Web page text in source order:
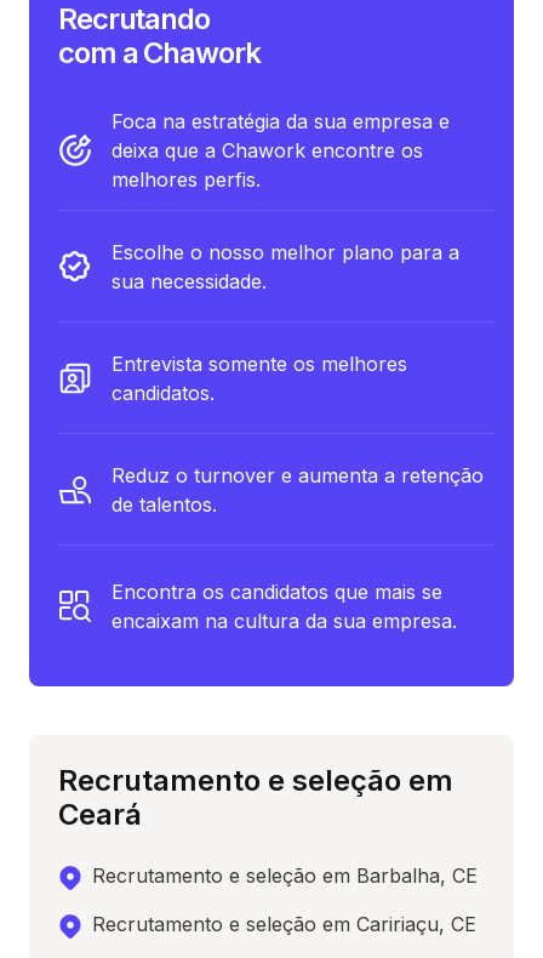
Recrutando
com a Chawork
Foca na estratégia da sua empresa e
deixa que a Chawork encontre os
melhores perfis.
Escolhe o nosso melhor plano para a
sua necessidade.
Entrevista somente os melhores
candidatos.
Reduz o turnover e aumenta a retenção
de talentos.
Encontra os candidatos que mais se
encaixam na cultura da sua empresa.
Recrutamento e seleção em
Ceará
Recrutamento e seleção em Barbalha, CE
Recrutamento e seleção em Caririaçu, CE